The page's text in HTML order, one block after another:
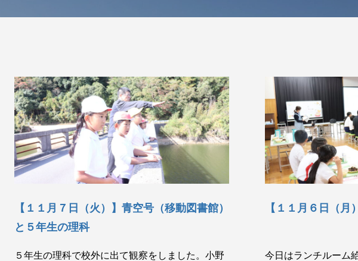
【１１月７日（火）】青空号（移動図書館）
と５年生の理科
５年生の理科で校外に出て観察をしました。小野
【１１月６日（
今日はランチルーム